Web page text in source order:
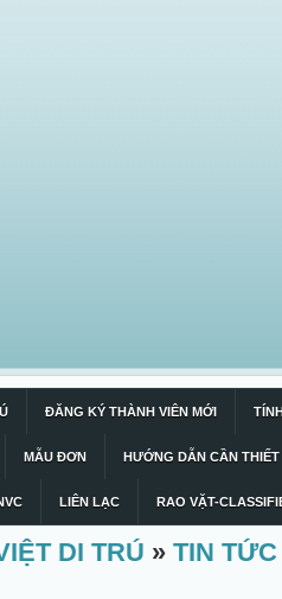
ĐĂNG KÝ THÀNH VIÊN MỚI
MẪU ĐƠN HƯỚNG DẪN CẦN THIẾT
LIÊN LẠC RAO VẶT-
DI TRÚ » TIN